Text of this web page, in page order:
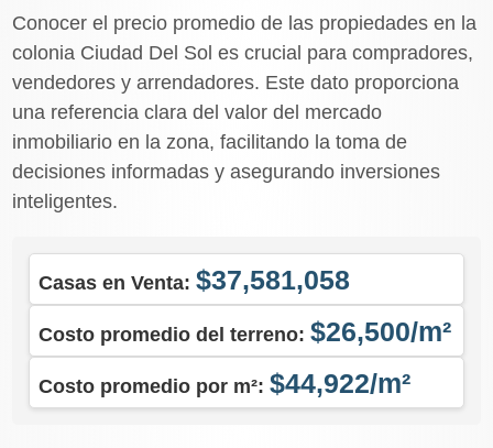
Conocer el precio promedio de las propiedades en la
colonia Ciudad Del Sol es crucial para compradores,
vendedores y arrendadores. Este dato proporciona
una referencia clara del valor del mercado
inmobiliario en la zona, facilitando la toma de
decisiones informadas y asegurando inversiones
inteligentes.
Casas en Venta: $37,581,058
Costo promedio del terreno: $26,500/m²
Costo promedio por m²: $44,922/m²